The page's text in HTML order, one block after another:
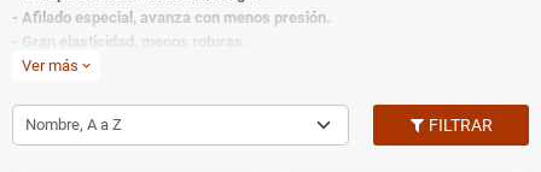
- Afilado especial, avanza con menos presión.
- Gran elasticidad, menos roturas.
- Capacidad de perforación optima.
Ver más expand_more
Nombre, A a Z FILTRAR